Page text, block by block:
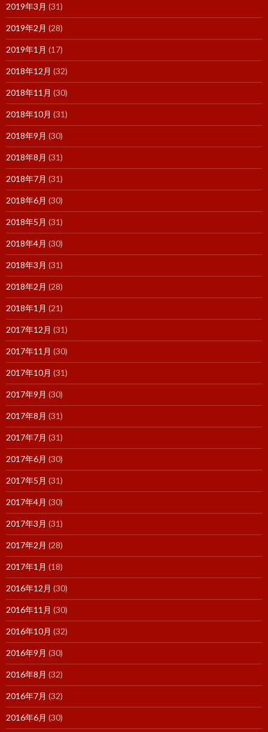
2019年3月 (31)
2019年2月 (28)
2019年1月 (17)
2018年12月 (32)
2018年11月 (30)
2018年10月 (31)
2018年9月 (30)
2018年8月 (31)
2018年7月 (31)
2018年6月 (30)
2018年5月 (31)
2018年4月 (30)
2018年3月 (31)
2018年2月 (28)
2018年1月 (21)
2017年12月 (31)
2017年11月 (30)
2017年10月 (31)
2017年9月 (30)
2017年8月 (31)
2017年7月 (31)
2017年6月 (30)
2017年5月 (31)
2017年4月 (30)
2017年3月 (31)
2017年2月 (28)
2017年1月 (18)
2016年12月 (30)
2016年11月 (30)
2016年10月 (32)
2016年9月 (30)
2016年8月 (32)
2016年7月 (32)
2016年6月 (30)